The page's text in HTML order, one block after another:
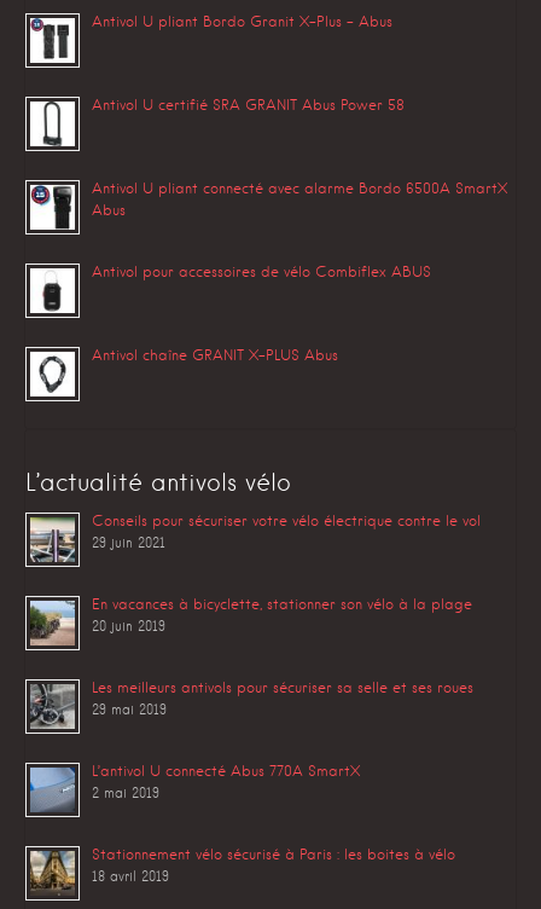
Antivol U pliant Bordo Granit X-Plus – Abus
Antivol U certifié SRA GRANIT Abus Power 58
Antivol U pliant connecté avec alarme Bordo 6500A SmartX
Abus
Antivol pour accessoires de vélo Combiflex ABUS
Antivol chaîne GRANIT X-PLUS Abus
L’actualité antivols vélo
Conseils pour sécuriser votre vélo électrique contre le vol
29 juin 2021
En vacances à bicyclette, stationner son vélo à la plage
20 juin 2019
Les meilleurs antivols pour sécuriser sa selle et ses roues
29 mai 2019
L’antivol U connecté Abus 770A SmartX
2 mai 2019
Stationnement vélo sécurisé à Paris : les boites à vélo
18 avril 2019